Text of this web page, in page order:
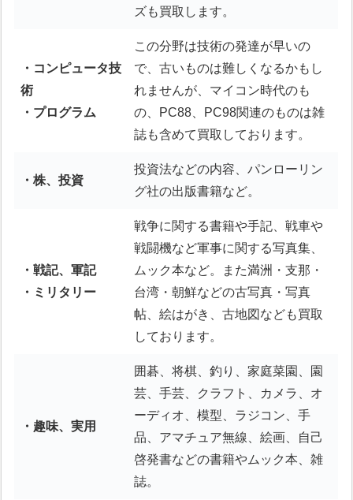
ズも買取します。
・コンピュータ技
術
・プログラム
この分野は技術の発達が早いの
で、古いものは難しくなるかもし
れませんが、マイコン時代のも
の、PC88、PC98関連のものは雑
誌も含めて買取しております。
・株、投資
投資法などの内容、パンローリン
グ社の出版書籍など。
・戦記、軍記
・ミリタリー
戦争に関する書籍や手記、戦車や
戦闘機など軍事に関する写真集、
ムック本など。また満洲・支那・
台湾・朝鮮などの古写真・写真
帖、絵はがき、古地図なども買取
しております。
・趣味、実用
囲碁、将棋、釣り、家庭菜園、園
芸、手芸、クラフト、カメラ、オ
ーディオ、模型、ラジコン、手
品、アマチュア無線、絵画、自己
啓発書などの書籍やムック本、雑
誌。